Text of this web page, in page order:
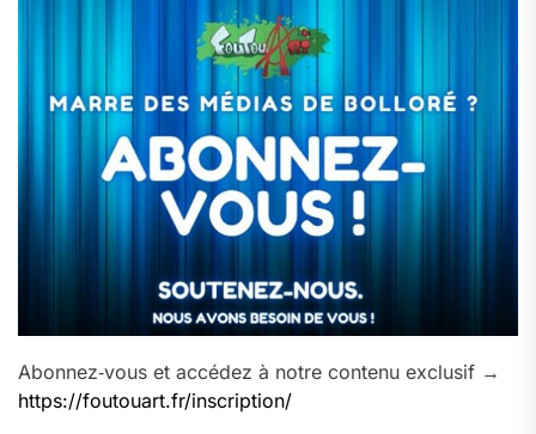
Abonnez‑vous et accédez à notre contenu exclusif →
https://foutouart.fr/inscription/